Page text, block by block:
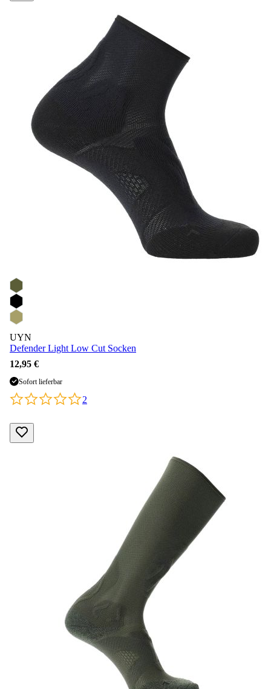
UYN
Defender Light Low Cut Socken
12,95 €
Sofort lieferbar
2